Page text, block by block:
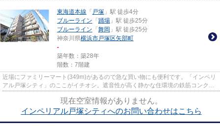
東海道本線 「 戸塚 」駅 徒歩4分
ブルーライン 「 踊場 」駅 徒歩25分
ブルーライン 「 舞岡 」駅 徒歩25分
神奈川県横浜市戸塚区矢部町
-
築年数：築28年
階数：7階建
近場にファミリーマート(349m)があるので急な買い物にも便利です。「インペリ
アル戸塚シティ」のここがイチオシ。遮音性が高く静かな住環境の鉄筋コンクリ
現在空室情報がありません。
インペリアル戸塚シティへのお問い合わせはこちら